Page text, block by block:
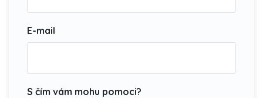
E-mail
S čím vám mohu pomoci?